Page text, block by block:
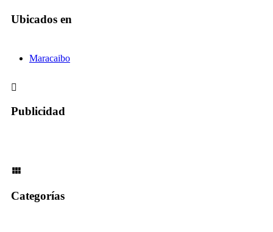
Ubicados en
Maracaibo
Publicidad
Categorías